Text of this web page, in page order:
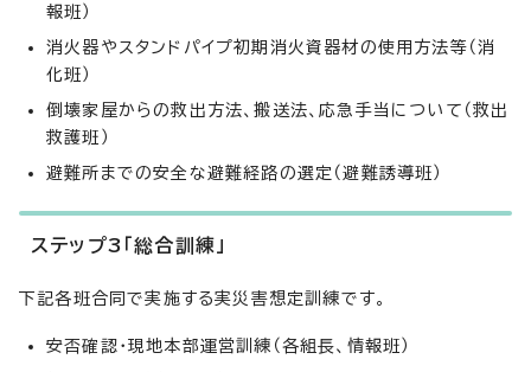
報班）
消火器やスタンドパイプ初期消火資器材の使用方法等（消
化班）
倒壊家屋からの救出方法、搬送法、応急手当について（救出
救護班）
避難所までの安全な避難経路の選定（避難誘導班）
ステップ3「総合訓練」
下記各班合同で実施する実災害想定訓練です。
安否確認・現地本部運営訓練（各組長、情報班）